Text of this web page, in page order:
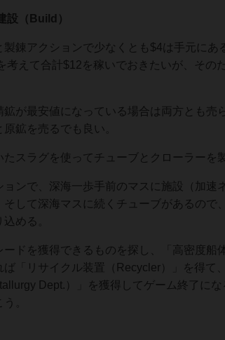
（Build）
錬アクションで少なくとも$4は手元にあ
考えて合計$12を稼いでおきたいが、その
が最安値になっている場合は両方とも売
鉱を売るでも良い。
スラグを使ってチューブとクローラーを
ンで、深海一歩手前のマスに施設（加速
して深海マスに続くチューブがあるので
める。
ドを獲得できるものを探し、「高密度船
「リサイクル装置（Recycler）」を得て
Dept.）」を獲得してゲーム終了に
。